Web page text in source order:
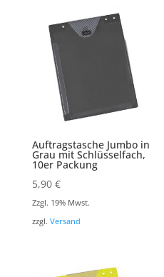
Auftragstasche Jumbo in
Grau mit Schlüsselfach,
10er Packung
5,90 €
Zzgl. 19% Mwst.
zzgl. Versand